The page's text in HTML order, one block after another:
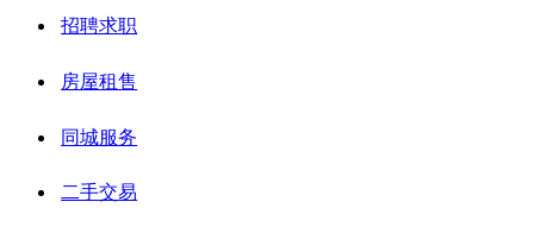
招聘求职
房屋租售
同城服务
二手交易